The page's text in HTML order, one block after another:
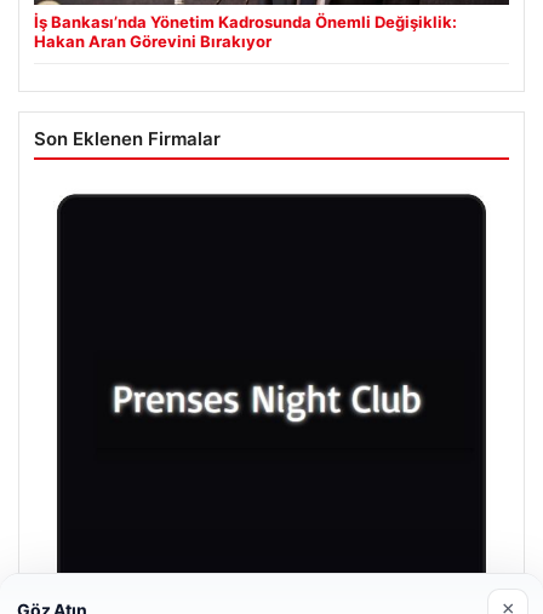
İş Bankası’nda Yönetim Kadrosunda Önemli Değişiklik:
Hakan Aran Görevini Bırakıyor
Son Eklenen Firmalar
Göz Atın ×